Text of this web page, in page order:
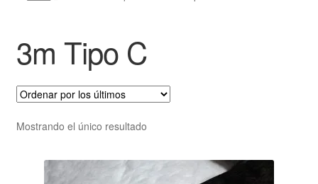
3m Tipo C
Mostrando el único resultado